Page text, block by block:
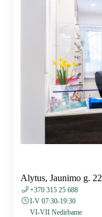
Alytus, Jaunimo g. 22
+370 315 25 688
I-V 07:30-19:30
VI-VII Nedirbame